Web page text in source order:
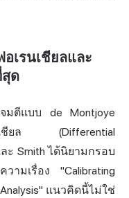
เรนเชียลและ
ด
มตีแบบ de Montjoye
นเชียล (Differential
ละ Smith ได้นิยามกรอบ
ามเรื่อง "Calibrating
แนวคิดนี้ไม่ใช่